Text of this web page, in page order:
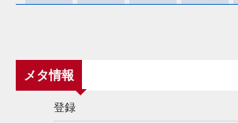
メタ情報
登録